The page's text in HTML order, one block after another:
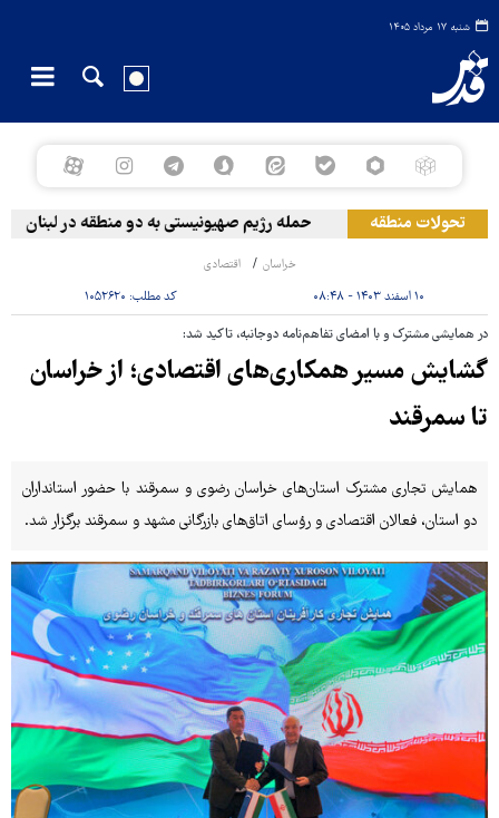
شنبه ۱۷ مرداد ۱۴۰۵
تحولات منطقه حمله رژیم صهیونیستی به دو منطقه در لبنان
خراسان اقتصادی
۱۰ اسفند ۱۴۰۳ - ۰۸:۴۸ کد مطلب: ۱۰۵۲۶۲۰
در همایشی مشترک و با امضای تفاهم‌نامه دوجانبه، تاکید شد:
گشایش مسیر همکاری‌های اقتصادی؛ از خراسان
تا سمرقند
همایش تجاری مشترک استان‌های خراسان رضوی و سمرقند با حضور استانداران
دو استان، فعالان اقتصادی و رؤسای اتاق‌های بازرگانی مشهد و سمرقند برگزار شد.